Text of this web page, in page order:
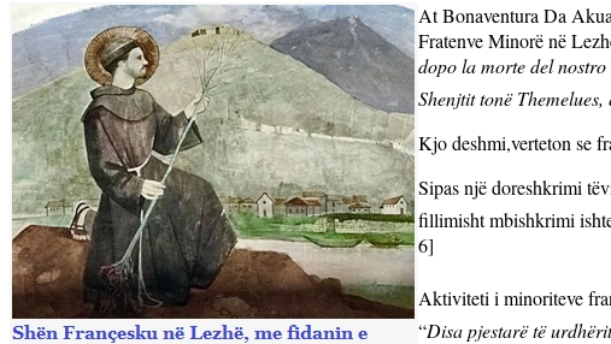
At Bonaventura Da
Fratenve Minorë në
dopo la morte del
Shenjtit tonë
Kjo deshmi,verteton se
Sipas një doreshkrimi të
fillimisht mbishkrimi
6]
Aktiviteti i minoriteve
“Disa pjestarë të